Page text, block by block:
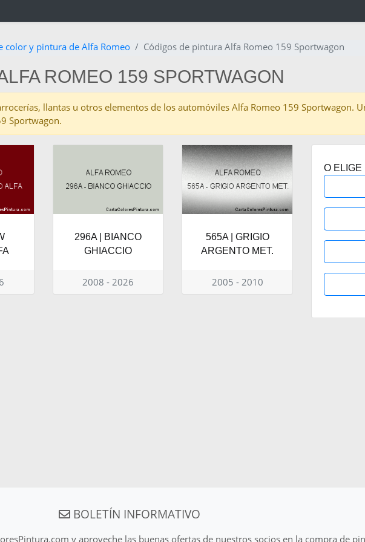
color y pintura de Alfa Romeo Códigos de pintura Alfa Romeo 159 Sportwagon
ROMEO 159 SPORTWAGON
llantas u otros elementos de los automóviles Alfa Romeo 159 Sportwagon.
Sportwagon.
296A | BIANCO
GHIACCIO
2008 - 2026
565A | GRIGIO
ARGENTO MET.
2005 - 2010
O ELIGE
BOLETÍN INFORMATIVO
y aproveche las buenas ofertas de nuestros socios en la compra de